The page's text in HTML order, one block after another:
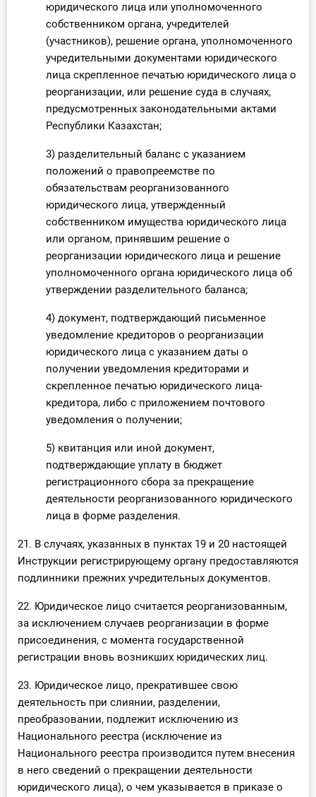
юридического лица или уполномоченного
собственником органа, учредителей
(участников), решение органа, уполномоченного
учредительными документами юридического
лица скрепленное печатью юридического лица о
реорганизации, или решение суда в случаях,
предусмотренных законодательными актами
Республики Казахстан;
3) разделительный баланс с указанием
положений о правопреемстве по
обязательствам реорганизованного
юридического лица, утвержденный
собственником имущества юридического лица
или органом, принявшим решение о
реорганизации юридического лица и решение
уполномоченного органа юридического лица об
утверждении разделительного баланса;
4) документ, подтверждающий письменное
уведомление кредиторов о реорганизации
юридического лица с указанием даты о
получении уведомления кредиторами и
скрепленное печатью юридического лица-
кредитора, либо с приложением почтового
уведомления о получении;
5) квитанция или иной документ,
подтверждающие уплату в бюджет
регистрационного сбора за прекращение
деятельности реорганизованного юридического
лица в форме разделения.
21. В случаях, указанных в пунктах 19 и 20 настоящей
Инструкции регистрирующему органу предоставляются
подлинники прежних учредительных документов.
22. Юридическое лицо считается реорганизованным,
за исключением случаев реорганизации в форме
присоединения, с момента государственной
регистрации вновь возникших юридических лиц.
23. Юридическое лицо, прекратившее свою
деятельность при слиянии, разделении,
преобразовании, подлежит исключению из
Национального реестра (исключение из
Национального реестра производится путем внесения
в него сведений о прекращении деятельности
юридического лица), о чем указывается в приказе о